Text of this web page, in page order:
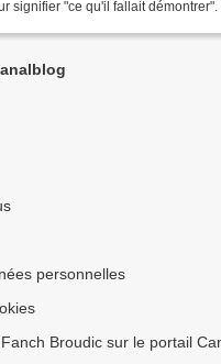
signifier "ce qu'il fallait
personnelles
Broudic sur le portail